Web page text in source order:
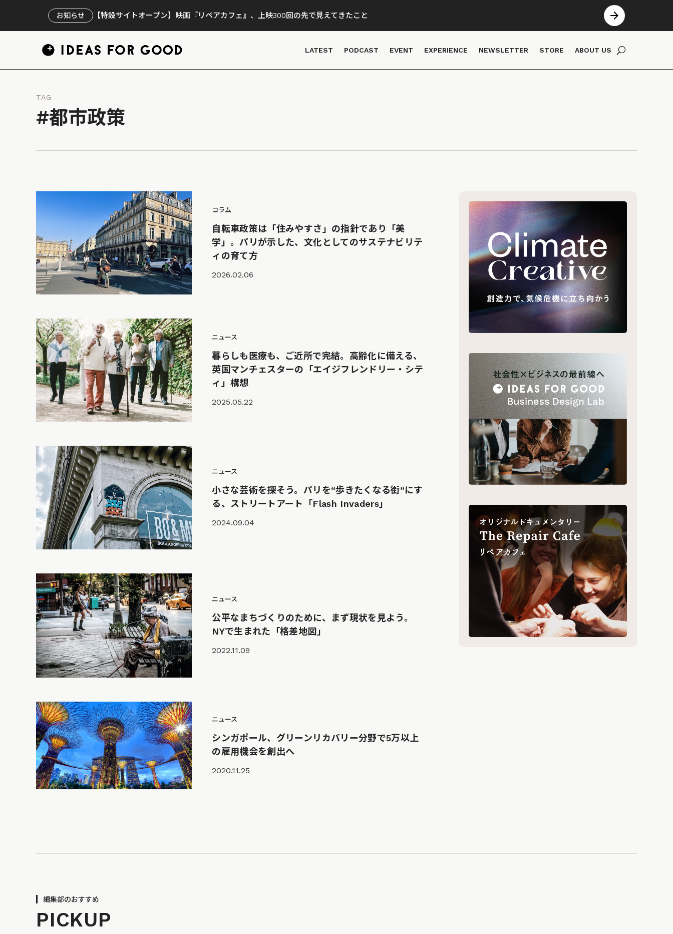
お知らせ 【特設サイトオープン】映画『リペアカフェ』、上映300回の先で見えてきたこと
LATEST PODCAST EVENT EXPERIENCE NEWSLETTER STORE ABOUT US
TAG
#都市政策
コラム
自転車政策は「住みやすさ」の指針であり「美
学」。パリが示した、文化としてのサステナビリテ
ィの育て方
2026.02.06
ニュース
暮らしも医療も、ご近所で完結。高齢化に備える、
英国マンチェスターの「エイジフレンドリー・シテ
ィ」構想
2025.05.22
ニュース
小さな芸術を探そう。パリを“歩きたくなる街”にす
る、ストリートアート「Flash Invaders」
2024.09.04
ニュース
公平なまちづくりのために、まず現状を見よう。
NYで生まれた「格差地図」
2022.11.09
ニュース
シンガポール、グリーンリカバリー分野で5万以上
の雇用機会を創出へ
2020.11.25
編集部のおすすめ
PICKUP